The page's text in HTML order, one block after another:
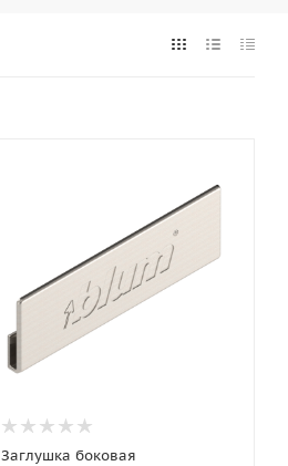
Заглушка боковая